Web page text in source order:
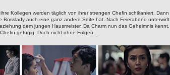
Kollegen werden täglich von ihrer strengen Chefin schikaniert. Dann
Bosslady auch eine ganz andere Seite hat. Nach Feierabend unterwirft
dem jungen Hausmeister. Da Charm nun das Geheimnis kennt,
gefügig. Doch nicht ohne Folgen...